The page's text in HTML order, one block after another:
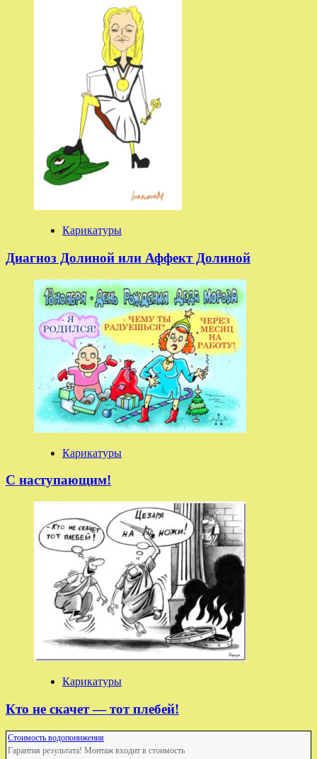
Карикатуры
Диагноз Долиной или Аффект Долиной
Карикатуры
С наступающим!
Карикатуры
Кто не скачет — тот плебей!
Стоимость водопонижения
Гарантия результата! Монтаж входит в стоимость